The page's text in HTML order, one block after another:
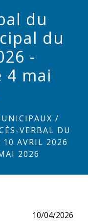
du
du
-
4 mai
/
VERBAL DU
AVRIL 2026
2026
10/04/2026